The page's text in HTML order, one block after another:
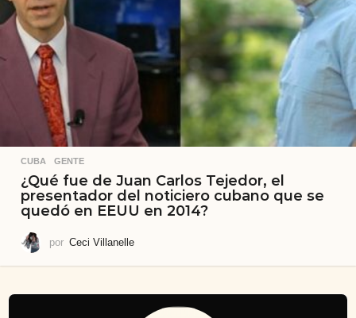
CUBA ,GENTE
¿Qué fue de Juan Carlos Tejedor, el
presentador del noticiero cubano que se
quedó en EEUU en 2014?
por Ceci Villanelle